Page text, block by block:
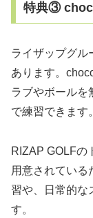
特典③
ライザップグル
あります。
ラブやボールを
で練習できます。
RIZAP GOLFの
用意されている
習や、日常的な
す。